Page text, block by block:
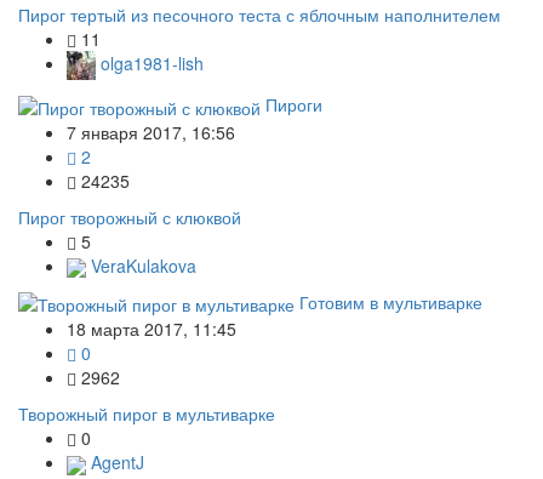
Пирог тертый из песочного теста с яблочным наполнителем
11
olga1981-lish
Пироги
7 января 2017, 16:56
2
24235
Пирог творожный с клюквой
5
VeraKulakova
Готовим в мультиварке
18 марта 2017, 11:45
0
2962
Творожный пирог в мультиварке
0
AgentJ